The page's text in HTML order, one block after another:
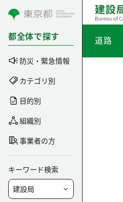
コンテンツにスキップ
都全体で探す
防災・緊急情報
カテゴリ別
目的別
組織別
事業者の方
キーワード検索
道路